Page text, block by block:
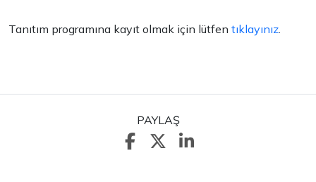
Tanıtım programına kayıt olmak için lütfen tıklayınız.
PAYLAŞ